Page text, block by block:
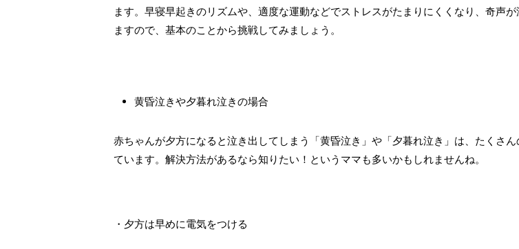
ます。早寝早起きのリズムや、適度な運動などでストレスがたまりにくくなり、奇声が
ますので、基本のことから挑戦してみましょう。
黄昏泣きや夕暮れ泣きの場合
赤ちゃんが夕方になると泣き出してしまう「黄昏泣き」や「夕暮れ泣き」は、たくさ
ています。解決方法があるなら知りたい！というママも多いかもしれませんね。
・夕方は早めに電気をつける